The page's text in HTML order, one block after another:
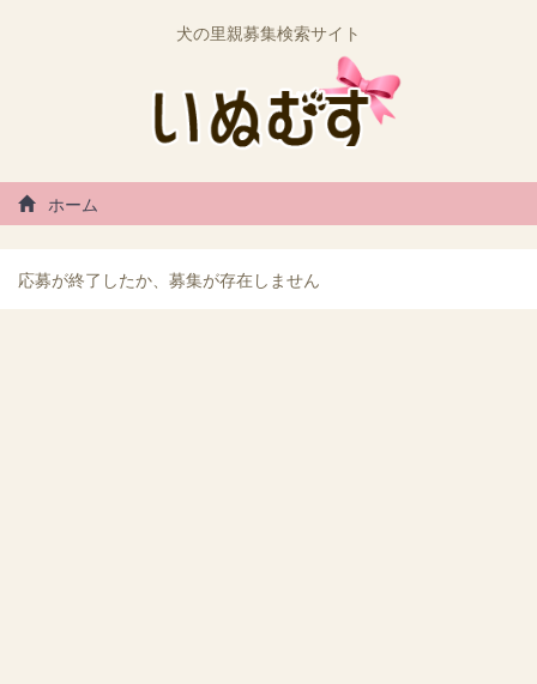
犬の里親募集検索サイト
ホーム
応募が終了したか、募集が存在しません